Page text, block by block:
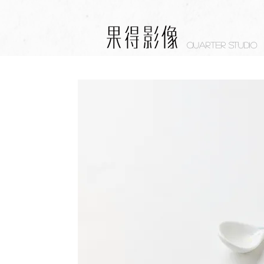
Quarter studio